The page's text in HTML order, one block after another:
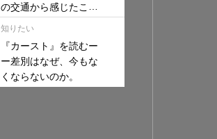
の交通から感じたこと
知りたい
『カースト』を読むー
ー差別はなぜ、今もな
くならないのか。